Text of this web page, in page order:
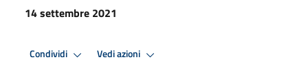
14 settembre 2021
Condividi Vedi azioni